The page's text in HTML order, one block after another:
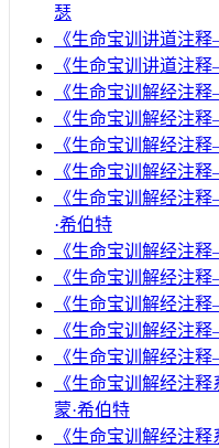
瑟
《生命宝训讲道注
《生命宝训讲道注
《生命宝训解经注
《生命宝训解经注
《生命宝训解经注
《生命宝训解经注
《生命宝训解经注
·希伯特
《生命宝训解经注
《生命宝训解经注
《生命宝训解经注
《生命宝训解经注
《生命宝训解经注
《生命宝训解经注
蒙·希伯特
《生命宝训解经注